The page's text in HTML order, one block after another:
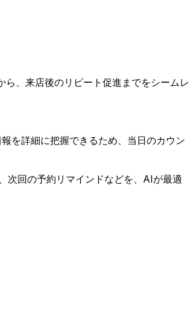
、来店後のリピート促進までをシームレ
を詳細に把握できるため、当日のカウン
次回の予約リマインドなどを、AIが最適